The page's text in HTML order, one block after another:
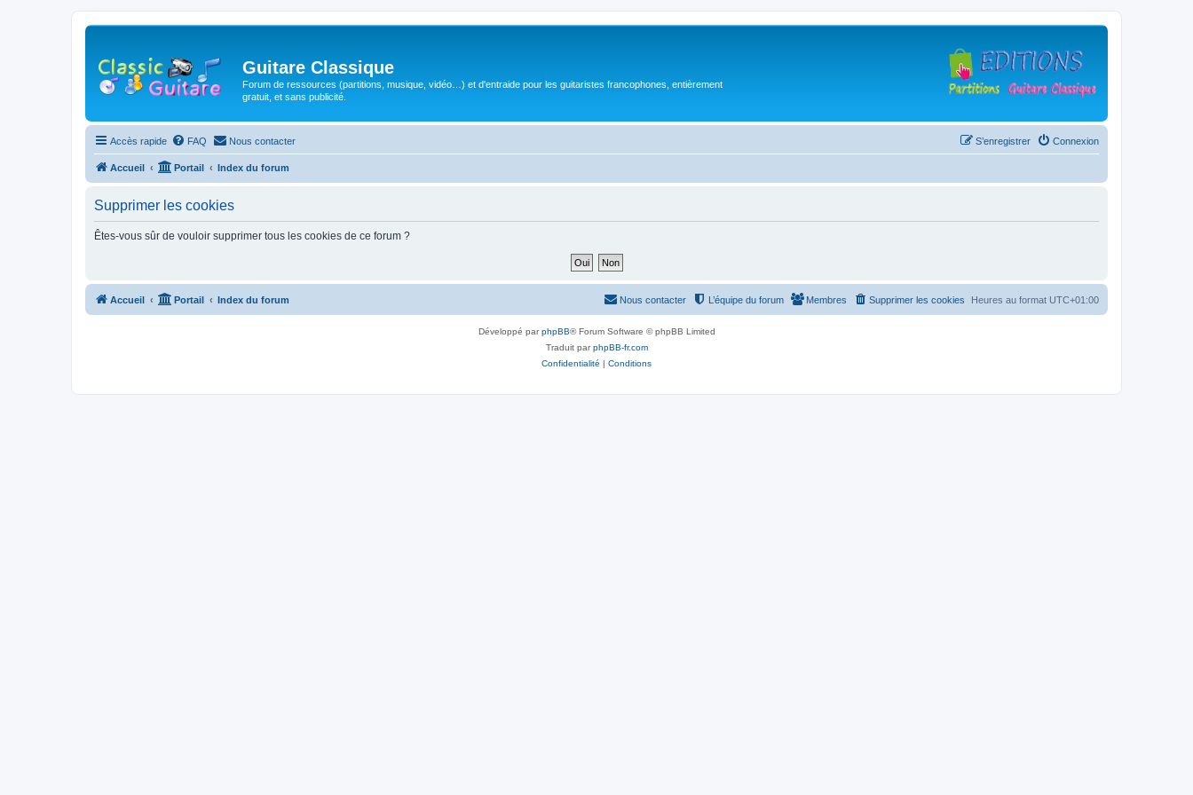
Guitare Classique
Forum de ressources (partitions, musique, vidéo…) et d'entraide pour les guitaristes francophones, entièrement
gratuit, et sans publicité.
Accès rapide FAQ Nous contacter Connexion
S’enregistrer
Accueil Portail Index du forum
Supprimer les cookies
Êtes-vous sûr de vouloir supprimer tous les cookies de ce forum ?
Accueil Portail Index du forum Heures au format UTC+01:00
Supprimer les cookies
Membres
L’équipe du forum
Nous contacter
Développé parphpBB® Forum Software © phpBB Limited
Traduit parphpBB-fr.com
Confidentialité | Conditions